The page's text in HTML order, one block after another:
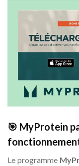
🎯 MyProtein
Le programme